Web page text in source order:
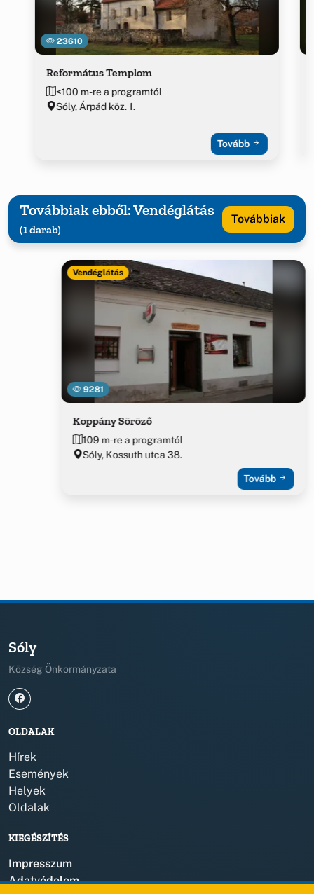
23610
Református Templom
<100 m-re a programtól
Sóly, Árpád köz. 1.
Tovább
Továbbiak ebből: Vendéglátás
(1 darab)
Továbbiak
9281
Vendéglátás
Koppány Söröző
109 m-re a programtól
Sóly, Kossuth utca 38.
Tovább
Sóly
Község Önkormányzata
OLDALAK
Hírek
Események
Helyek
Oldalak
KIEGÉSZÍTÉS
Impresszum
Adatvédelem